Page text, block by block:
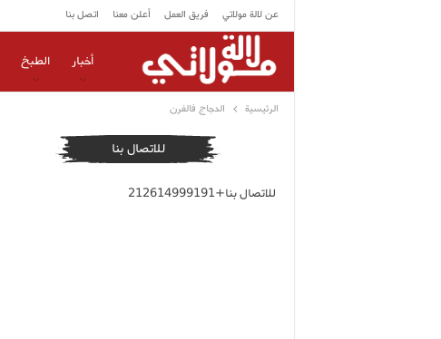
عن لالة مولاتي فريق العمل أعلن معنا اتصل بنا
أخبار الطبخ
الرئيسية الدجاج فالفرن
للاتصال بنا
للاتصال بنا+212614999191